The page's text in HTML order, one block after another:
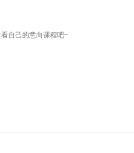
自己的意向课程吧~